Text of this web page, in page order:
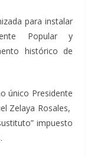
para instalar
Popular y
histórico de
único Presidente
Zelaya Rosales,
impuesto